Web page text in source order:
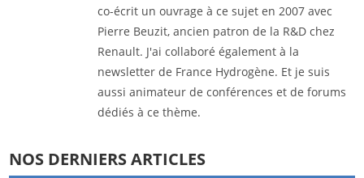
co-écrit un ouvrage à ce sujet en 2007 avec
Pierre Beuzit, ancien patron de la R&D chez
Renault. J'ai collaboré également à la
newsletter de France Hydrogène. Et je suis
aussi animateur de conférences et de forums
dédiés à ce thème.
NOS DERNIERS ARTICLES